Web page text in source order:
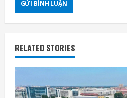
RELATED STORIES